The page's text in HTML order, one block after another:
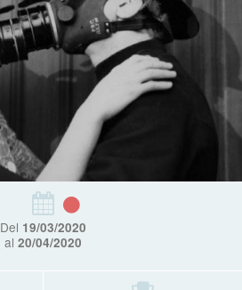
Del 19/03/2020
al 20/04/2020